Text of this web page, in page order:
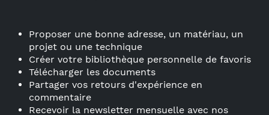
Proposer une bonne adresse, un matériau, un
projet ou une technique
Créer votre bibliothèque personnelle de favoris
Télécharger les documents
Partager vos retours d'expérience en
commentaire
Recevoir la newsletter mensuelle avec nos